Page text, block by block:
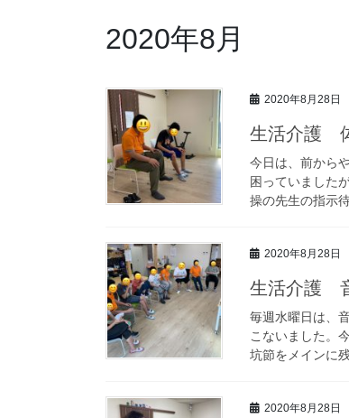
2020年8月
2020年8月28日
生活介護
今日は、前から
困っていました
操の先生の指示
2020年8月28日
生活介護
毎週水曜日は、
こないました。
坑節をメインに
2020年8月28日